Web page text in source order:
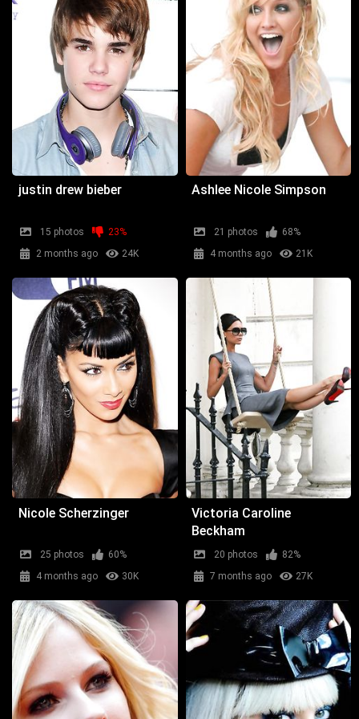
justin drew bieber
15 photos
23%
2 months ago
24K
Ashlee Nicole Simpson
21 photos
68%
4 months ago
21K
Nicole Scherzinger
25 photos
60%
4 months ago
30K
Victoria Caroline
Beckham
20 photos
82%
7 months ago
27K